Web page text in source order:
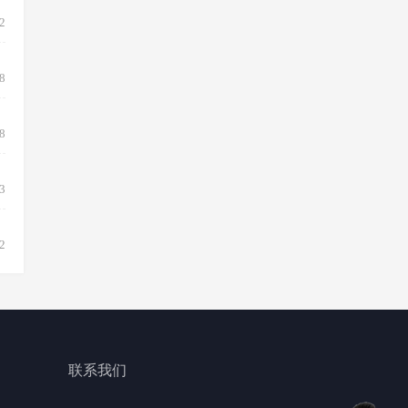
联系我们